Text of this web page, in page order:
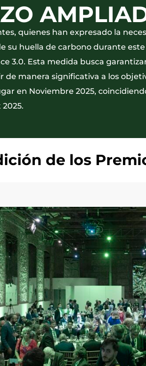
quienes han expresado la
huella de carbono durante
3.0. Esta medida busca
manera significativa a los
en Noviembre 2025,
2025.
de los